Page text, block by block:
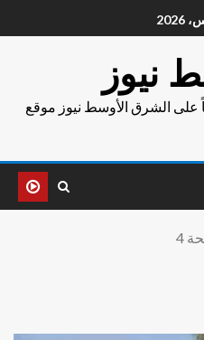
نيوز
على الشرق الأوسط نيوز موقع
4